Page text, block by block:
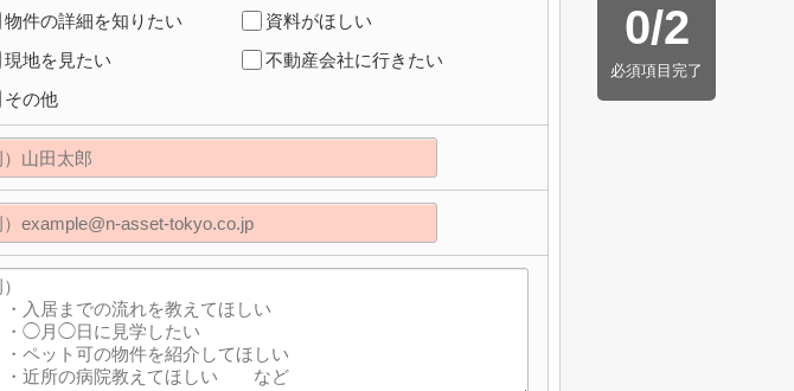
0/2
必須項目完了
物件の詳細を知りたい
資料がほしい
現地を見たい
不動産会社に行きたい
その他